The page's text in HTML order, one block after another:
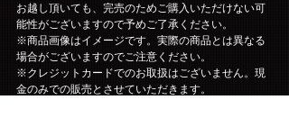
お越し頂いても、完売のためご購入いただけない可
能性がございますので予めご了承ください。
※商品画像はイメージです。実際の商品とは異なる
場合がございますのでご注意ください。
※クレジットカードでのお取扱はございません。現
金のみでの販売とさせていただきます。